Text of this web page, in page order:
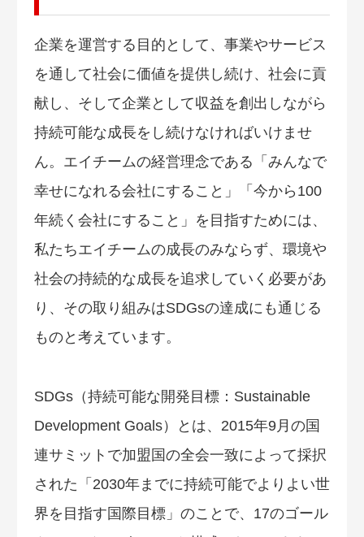
企業を運営する目的として、事業やサービス
を通して社会に価値を提供し続け、社会に貢
献し、そして企業として収益を創出しながら
持続可能な成長をし続けなければいけませ
ん。エイチームの経営理念である「みんなで
幸せになれる会社にすること」「今から100
年続く会社にすること」を目指すためには、
私たちエイチームの成長のみならず、環境や
社会の持続的な成長を追求していく必要があ
り、その取り組みはSDGsの達成にも通じる
ものと考えています。
SDGs（持続可能な開発目標：Sustainable
Development Goals）とは、2015年9月の国
連サミットで加盟国の全会一致によって採択
された「2030年までに持続可能でよりよい世
界を目指す国際目標」のことで、17のゴール